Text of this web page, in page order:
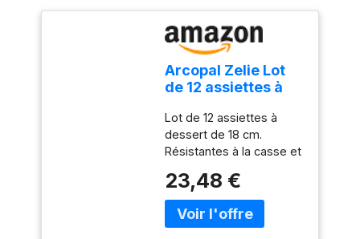
Arcopal Zelie Lot
de 12 assiettes à
opale extra
résistant Blanc 18
cm
Lot de 12 assiettes à
dessert de 18 cm.
Résistantes à la casse et
au lave-vaisselle,
résistantes aux
changements de
23,48 €